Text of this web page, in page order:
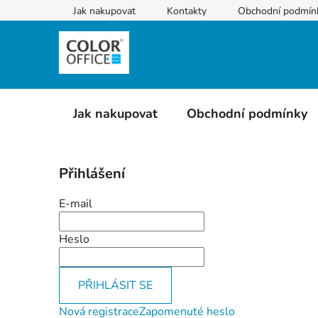
na
Jak nakupovat Kontakty Obchodní
Jak nakupovat Obchodní podmínky
o
s
t
r
a
n
í
Přihlášení
E-mail
Heslo
PŘIHLÁSIT SE
Nová registraceZapomenuté heslo